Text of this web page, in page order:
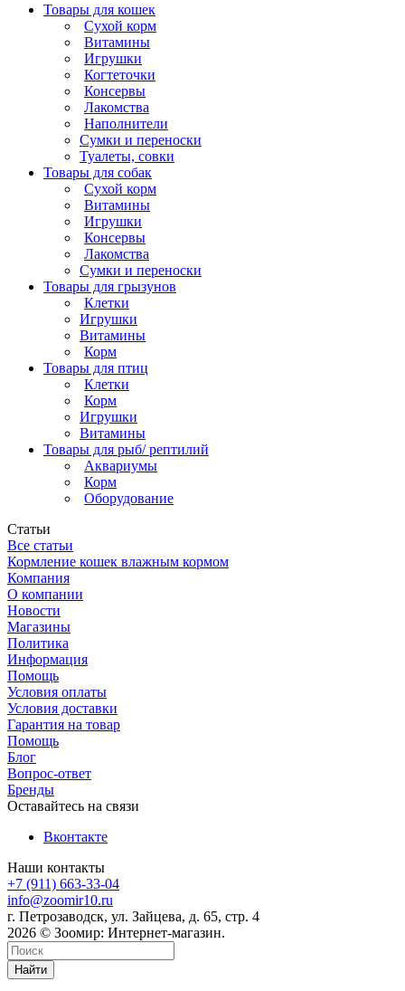
Товары для кошек
Cухой корм
Витамины
Игрушки
Когтеточки
Консервы
Лакомства
Наполнители
Сумки и переноски
Туалеты, совки
Товары для собак
Cухой корм
Витамины
Игрушки
Консервы
Лакомства
Сумки и переноски
Товары для грызунов
Клетки
Игрушки
Витамины
Корм
Товары для птиц
Клетки
Корм
Игрушки
Витамины
Товары для рыб/ рептилий
Аквариумы
Корм
Оборудование
Статьи
Все статьи
Кормление кошек влажным кормом
Компания
О компании
Новости
Магазины
Политика
Информация
Помощь
Условия оплаты
Условия доставки
Гарантия на товар
Помощь
Блог
Вопрос-ответ
Бренды
Оставайтесь на связи
Вконтакте
Наши контакты
+7 (911) 663-33-04
info@zoomir10.ru
г. Петрозаводск, ул. Зайцева, д. 65, стр. 4
2026 © Зоомир: Интернет-магазин.
Найти